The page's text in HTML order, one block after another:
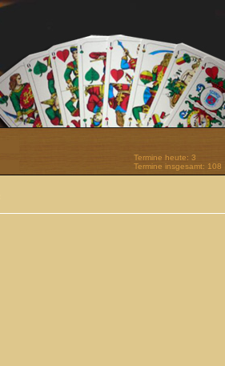
Termine heute: 3
Termine insgesamt: 108